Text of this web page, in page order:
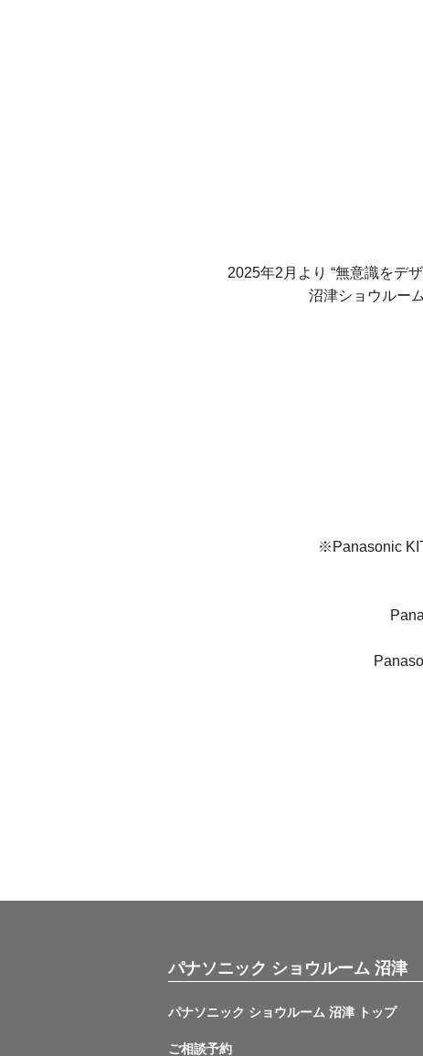
2025年2月より “無意識をデ
沼津ショウルー
※Panasonic
パナソニック ショウルーム 沼津
パナソニック ショウルーム 沼津 トップ
ご相談予約